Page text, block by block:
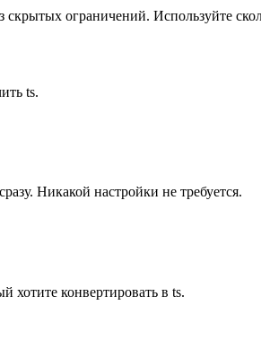
скрытых ограничений. Используйте
ts.
Никакой настройки не требуется.
хотите конвертировать в ts.